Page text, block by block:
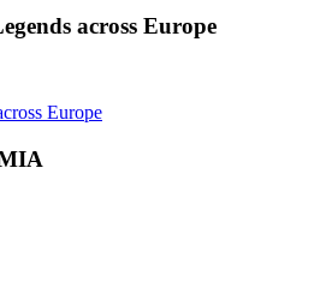
across Europe
Europe